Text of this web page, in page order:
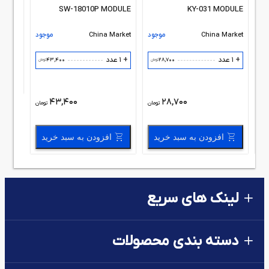
KY-031 MODULE
China Market موجود
+ 1 عدد 28,700تومان
28,700 تومان
افزودن به سبد خرید
SW-18010P MODULE
China Market موجود
+ 1 عدد 43,400تومان
43,400 تومان
افزودن به سبد خرید
لینک های سریع
دسته بندی محصولات